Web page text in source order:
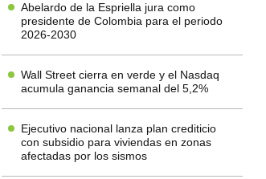
Abelardo de la Espriella jura como
presidente de Colombia para el periodo
2026-2030
Wall Street cierra en verde y el Nasdaq
acumula ganancia semanal del 5,2%
Ejecutivo nacional lanza plan crediticio
con subsidio para viviendas en zonas
afectadas por los sismos